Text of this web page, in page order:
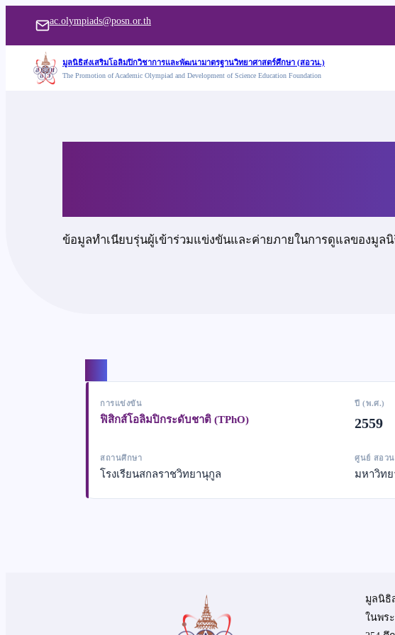
เนื้อหา
ac.olympiads@posn.or.th
มูลนิธิส่งเสริมโอลิมปิกวิชาการและพัฒนามาตรฐานวิทยาศาสตร์ศึกษา (สอวน.)
The Promotion of Academic Olympiad and Development of Science Education Foundation
ข้อมูลทำเนียบรุ่นผู้เข้าร่วมแข่งขันและค่ายภายในการดูแลของมูลนิ
การแข่งขัน
ฟิสิกส์โอลิมปิกระดับชาติ (TPhO)
ปี (พ.ศ.)
2559
สถานศึกษา
โรงเรียนสกลราชวิทยานุกูล
ศูนย์ สอวน
มหาวิท
มูลนิธิ
ในพร